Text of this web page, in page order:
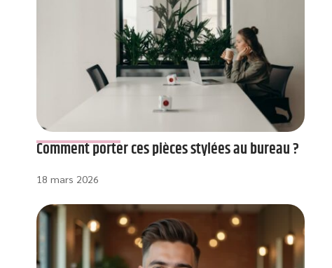
Comment porter ces pièces stylées au bureau ?
18 mars 2026